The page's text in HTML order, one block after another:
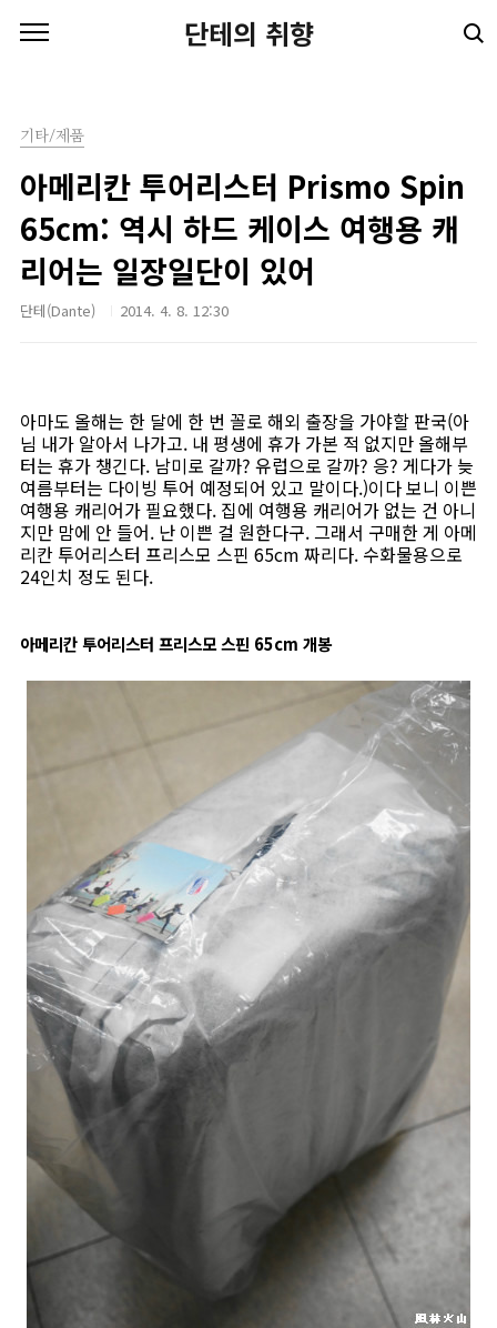
단테의 취향
기타/제품
아메리칸 투어리스터 Prismo Spin
65cm: 역시 하드 케이스 여행용 캐
리어는 일장일단이 있어
단테(Dante) 2014. 4. 8. 12:30
아마도 올해는 한 달에 한 번 꼴로 해외 출장을 가야할 판국(아
님 내가 알아서 나가고. 내 평생에 휴가 가본 적 없지만 올해부
터는 휴가 챙긴다. 남미로 갈까? 유럽으로 갈까? 응? 게다가 늦
여름부터는 다이빙 투어 예정되어 있고 말이다.)이다 보니 이쁜
여행용 캐리어가 필요했다. 집에 여행용 캐리어가 없는 건 아니
지만 맘에 안 들어. 난 이쁜 걸 원한다구. 그래서 구매한 게 아메
리칸 투어리스터 프리스모 스핀 65cm 짜리다. 수화물용으로
24인치 정도 된다.
아메리칸 투어리스터 프리스모 스핀 65cm 개봉